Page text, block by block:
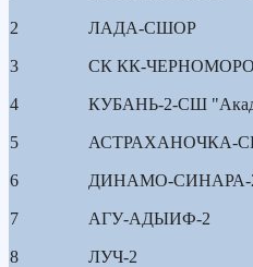
2 ЛАДА-СШОР
3 СК КК-
4 КУБАНЬ-2-СШ
5 АСТРАХАНОЧКА-
6 ДИНАМО-СИНАРА-
7 АГУ-АДЫИФ-2
8 ЛУЧ-2